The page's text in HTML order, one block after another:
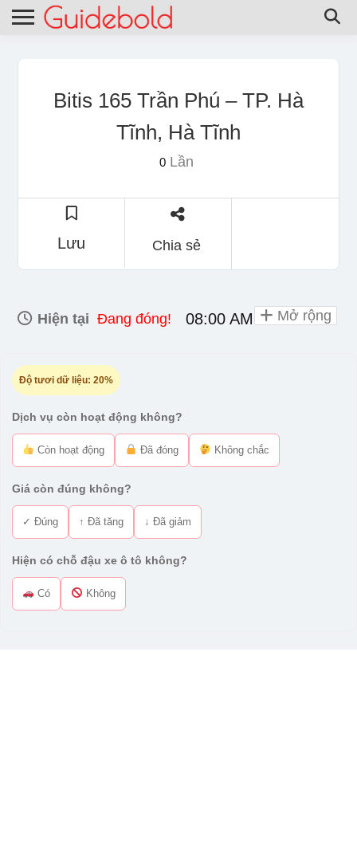
Bitis 165 Trần Phú – TP. Hà
Tĩnh, Hà Tĩnh
0Lần
Lưu Chia sẻ
Hiện tại Đang đóng! 08:00 AM - 10:00 PM
Độ tươi dữ liệu: 20%
Dịch vụ còn hoạt động không?
Còn hoạt động Đã đóng Không chắc
Giá còn đúng không?
✓ Đúng ↑ Đã tăng ↓ Đã giảm
Hiện có chỗ đậu xe ô tô không?
Có Không
Mở rộng